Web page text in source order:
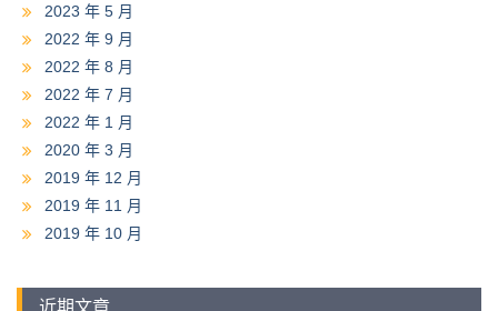
2023 年 5 月
2022 年 9 月
2022 年 8 月
2022 年 7 月
2022 年 1 月
2020 年 3 月
2019 年 12 月
2019 年 11 月
2019 年 10 月